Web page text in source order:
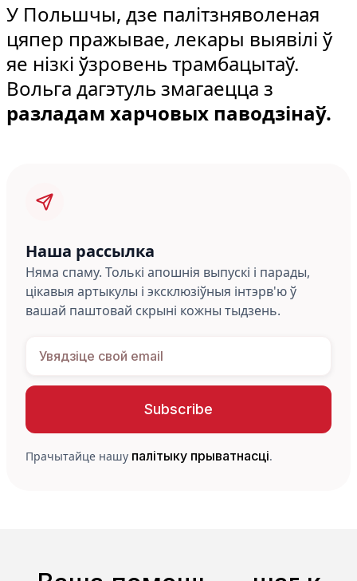
У Польшчы, дзе палітзняволеная
цяпер пражывае, лекары выявілі ў
яе нізкі ўзровень трамбацытаў.
Вольга дагэтуль змагаецца з
разладам харчовых паводзінаў.
Наша рассылка
Няма спаму. Толькі апошнія выпускі і парады,
цікавыя артыкулы і эксклюзіўныя інтэрв'ю ў
вашай паштовай скрыні кожны тыдзень.
Прачытайце нашу палітыку прыватнасці.